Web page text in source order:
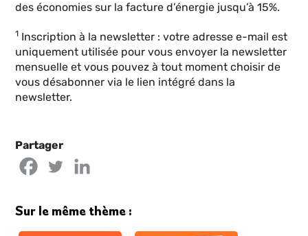
des économies sur la facture d’énergie jusqu’à 15%.
1 Inscription à la newsletter : votre adresse e-mail est
uniquement utilisée pour vous envoyer la newsletter
mensuelle et vous pouvez à tout moment choisir de
vous désabonner via le lien intégré dans la
newsletter.
Partager
Sur le même thème :